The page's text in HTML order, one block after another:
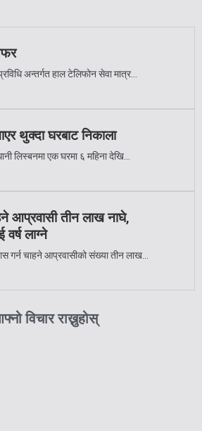
अन्तर्गत हाल टेलिफोन सेवा मात्र...
थुक्दा घरबाट निकाला
लिस्बनमा एक घरमा ६ महिना देखि...
आप्रवासी तीन लाख नाघे,
लाग्ने
गर्न चाहने आप्रवासीको संख्या तीन लाख...
विचार राख्नुहोस्